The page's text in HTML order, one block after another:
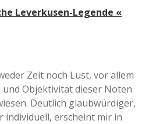
Leverkusen-Legende «
Zeit noch Lust, vor allem
und Objektivität dieser Noten
Deutlich glaubwürdiger,
individuell, erscheint mir in